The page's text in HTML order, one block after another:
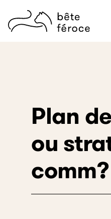
content
Plan
ou
comm?